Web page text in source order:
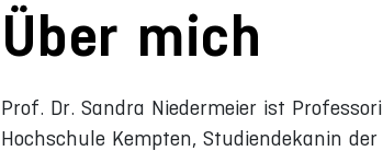
Über mich
Prof. Dr. Sandra Niedermeier ist
Hochschule Kempten, Studiendekanin